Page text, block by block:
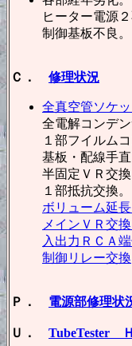
ヒーター電源２
制御基板不良。
Ｃ． 修理状況
全真空管ソケ
全電解コンデン
１部フイルム
基板・配線手直
半固定ＶＲ交換
１部抵抗交換。
ボリューム延
メインＶＲ交換
入出力ＲＣＡ
制御リレー交換
Ｐ． 電源部修理状
Ｕ． TubeTester